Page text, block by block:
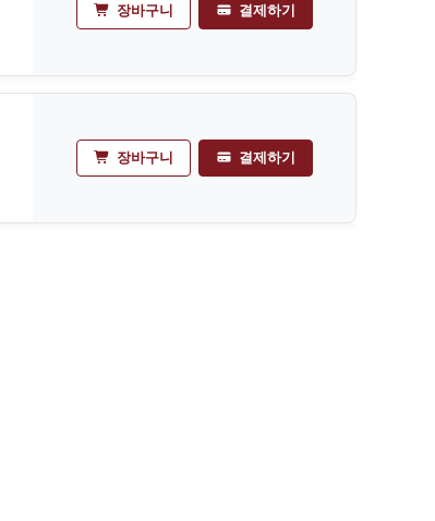
장바구니 결제하기
장바구니 결제하기